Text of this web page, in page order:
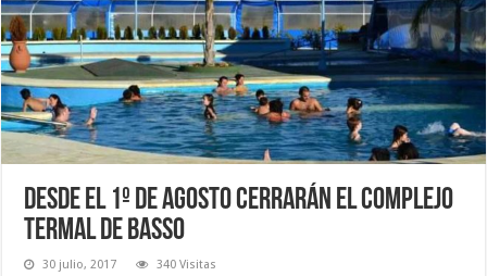
Desde el 1º de agosto cerrarán el complejo
termal de Basso
30 julio, 2017 340 Visitas